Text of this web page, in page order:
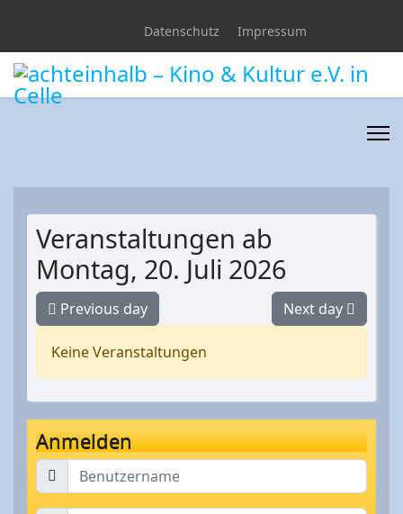
Impressum
Datenschutz
Veranstaltungen ab
Montag, 20. Juli 2026
Previous day Next day
Keine Veranstaltungen
Anmelden